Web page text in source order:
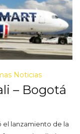
Noticias
– Bogotá
el lanzamiento de la